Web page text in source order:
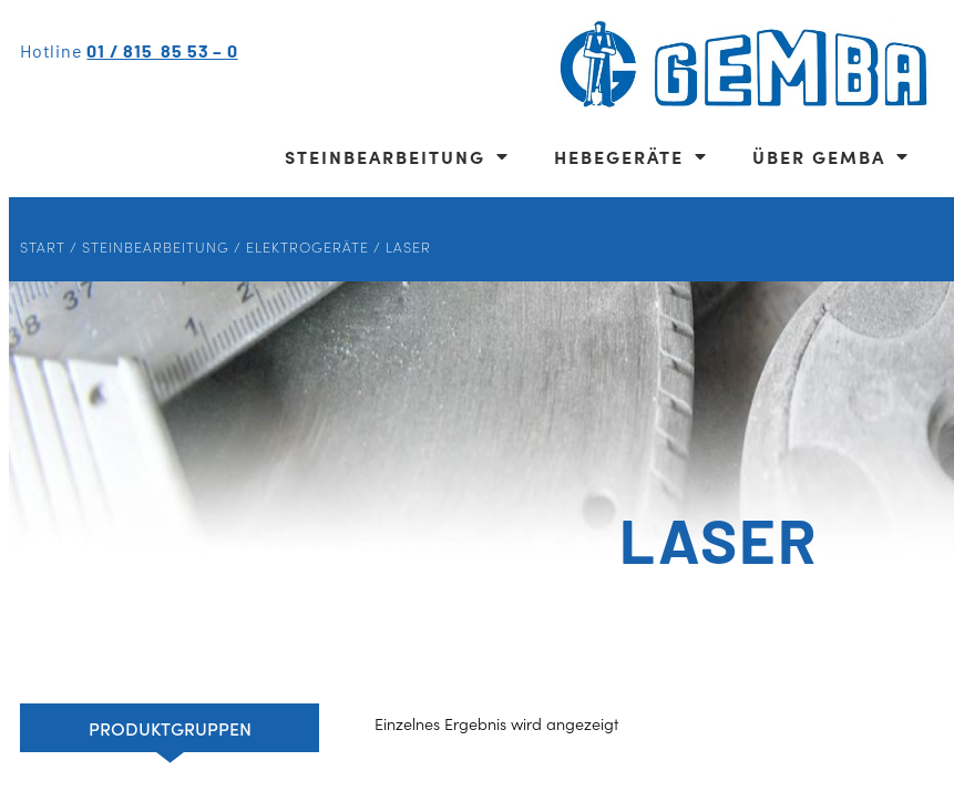
Hotline01 / 815 85 53 – 0
STEINBEARBEITUNG HEBEGERÄTE ÜBER GEMBA
START / STEINBEARBEITUNG / ELEKTROGERÄTE / LASER
LASER
PRODUKTGRUPPEN Einzelnes Ergebnis wird angezeigt